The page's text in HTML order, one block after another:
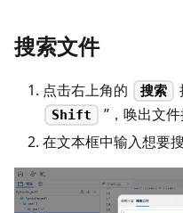
搜索文件
点击右上角的 搜索
Shift
”，唤出文件
在文本框中输入想要